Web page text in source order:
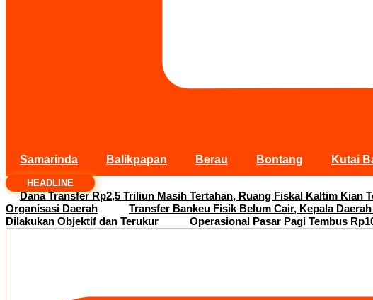
Samarinda Balikpapan Berau Bontang Kutai
HEADLINE
Dana Transfer Rp2,5 Triliun Masih Tertahan, Ruang Fiskal Kaltim Kian
Organisasi Daerah
Transfer Bankeu Fisik Belum Cair, Kepala
Dilakukan Objektif dan Terukur
Operasional Pasar Pagi Tembus